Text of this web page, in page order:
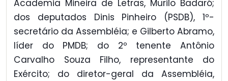
Academia Mineira de Letras, Murilo Badaró;
dos deputados Dinis Pinheiro (PSDB), 1º-
secretário da Assembléia; e Gilberto Abramo,
líder do PMDB; do 2º tenente Antônio
Carvalho Souza Filho, representante do
Exército; do diretor-geral da Assembléia,